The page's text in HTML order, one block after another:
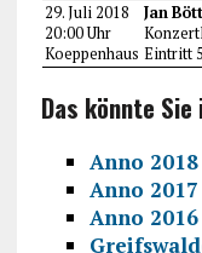
29. Juli 2018
20:00 Uhr
Koeppenhaus
Jan
Eintritt
Das könnte
Anno 2018
Anno 2017
Anno 2016